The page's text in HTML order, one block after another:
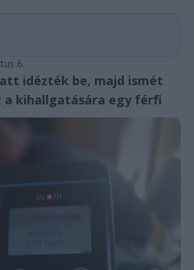
6.
idézték be, majd ismét
kihallgatására egy férfi